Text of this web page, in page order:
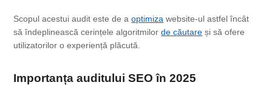
Scopul acestui audit este de aoptimiza website-ul astfel încât
să îndeplinească cerințele algoritmilorde căutare și să ofere
utilizatorilor o experiență plăcută.
Importanța audituluiSEO în 2025